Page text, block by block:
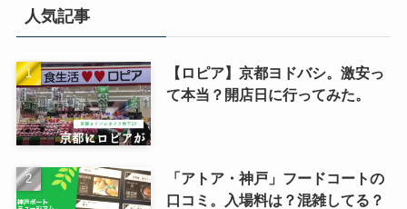
人気記事
【ロピア】京都ヨドバシ。激安っ
て本当？開店日に行ってみた。
「アトア・神戸」フードコートの
口コミ。入場料は？混雑してる？